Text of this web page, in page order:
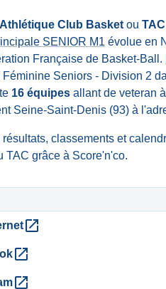
Club Basket ou TAC
SENIOR M1 évolue en
Française de Basket-Ball.
Féminine Seniors - Division 2
16 équipes allant de veteran
Seine-Saint-Denis (93) à
classements et
TAC grâce à Score'n'co.